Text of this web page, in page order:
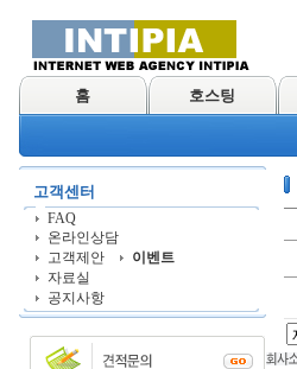
홈 호스팅
고객센터
FAQ
온라인상담
고객제안
이벤트
자료실
공지사항